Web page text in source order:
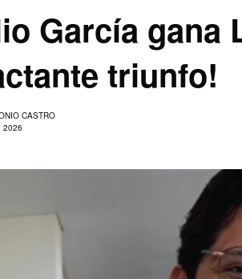
García gana
triunfo!
CASTRO
2026